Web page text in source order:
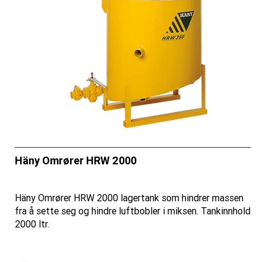
Häny Omrører HRW 2000
Häny Omrører HRW 2000 lagertank som hindrer massen
fra å sette seg og hindre luftbobler i miksen. Tankinnhold
2000 ltr.